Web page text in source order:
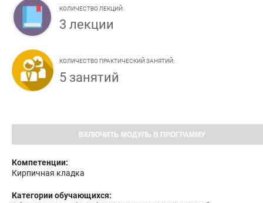
Кирпичная кладка
Обучающиеся общеобразовательных организаций
КОЛИЧЕСТВО ЛЕКЦИЙ:
3 лекции
5 занятий